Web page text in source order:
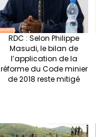
RDC : Selon Philippe
Masudi, le bilan de
l’application de la
réforme du Code minier
de 2018 reste mitigé